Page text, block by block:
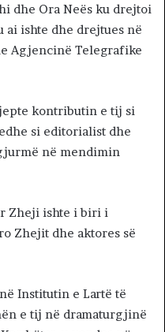
dhe Ora Neës ku drejtoi
ai ishte dhe drejtues në
Agjencinë Telegrafike
kontributin e tij si
si editorialist dhe
në mendimin
Zheji ishte i biri i
Zhejit dhe aktores së
Institutin e Lartë të
e tij në dramaturgjinë